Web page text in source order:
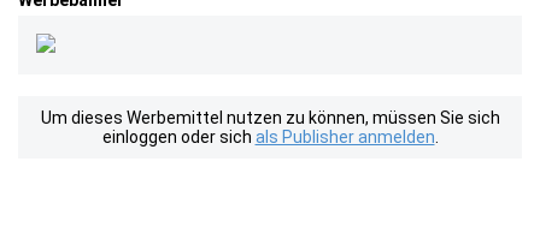
Um dieses Werbemittel nutzen zu können, müssen Sie sich
einloggen oder sich als Publisher anmelden